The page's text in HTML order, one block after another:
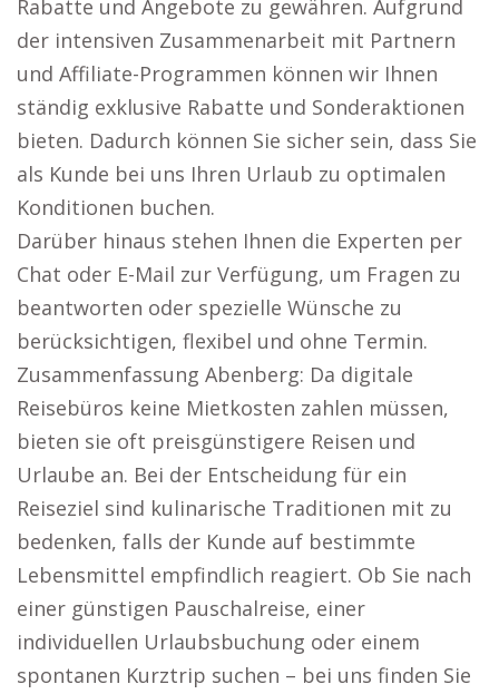
Rabatte und Angebote zu gewähren. Aufgrund
der intensiven Zusammenarbeit mit Partnern
und Affiliate-Programmen können wir Ihnen
ständig exklusive Rabatte und Sonderaktionen
bieten. Dadurch können Sie sicher sein, dass Sie
als Kunde bei uns Ihren Urlaub zu optimalen
Konditionen buchen.
Darüber hinaus stehen Ihnen die Experten per
Chat oder E-Mail zur Verfügung, um Fragen zu
beantworten oder spezielle Wünsche zu
berücksichtigen, flexibel und ohne Termin.
Zusammenfassung Abenberg: Da digitale
Reisebüros keine Mietkosten zahlen müssen,
bieten sie oft preisgünstigere Reisen und
Urlaube an. Bei der Entscheidung für ein
Reiseziel sind kulinarische Traditionen mit zu
bedenken, falls der Kunde auf bestimmte
Lebensmittel empfindlich reagiert. Ob Sie nach
einer günstigen Pauschalreise, einer
individuellen Urlaubsbuchung oder einem
spontanen Kurztrip suchen – bei uns finden Sie